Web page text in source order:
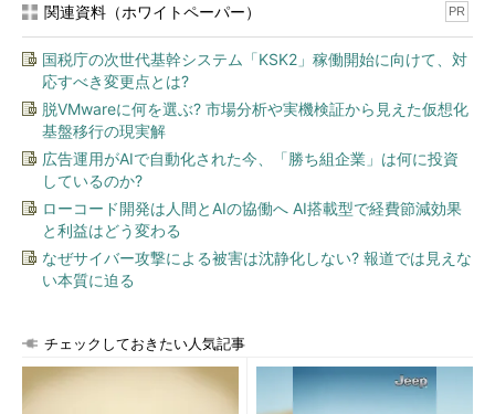
関連資料（ホワイトペーパー） PR
国税庁の次世代基幹システム「KSK2」稼働開始に向けて、対
応すべき変更点とは?
脱VMwareに何を選ぶ? 市場分析や実機検証から見えた仮想化
基盤移行の現実解
広告運用がAIで自動化された今、「勝ち組企業」は何に投資
しているのか?
ローコード開発は人間とAIの協働へ AI搭載型で経費節減効果
と利益はどう変わる
なぜサイバー攻撃による被害は沈静化しない? 報道では見えな
い本質に迫る
チェックしておきたい人気記事